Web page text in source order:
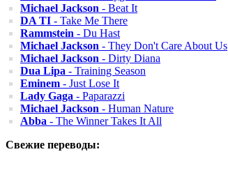
Michael Jackson - Beat It
DA TI - Take Me There
Rammstein - Du Hast
Michael Jackson - They Don't Care About Us
Michael Jackson - Dirty Diana
Dua Lipa - Training Season
Eminem - Just Lose It
Lady Gaga - Paparazzi
Michael Jackson - Human Nature
Abba - The Winner Takes It All
Свежие переводы: